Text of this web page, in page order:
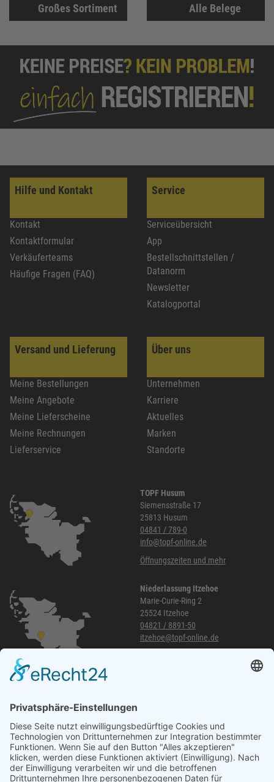
Großes Sortiment Alle Belege
Hilfe und Kontakt
Kontakt
Kontaktformular
Verkäuferteams
Häufige Fragen (FAQ)
Service
Serviceübersicht
App
Bestellschnittstellen /
Datanorm
Newsletter
Katalogportal
Versand und Lieferung
Meine Bestellungen
Meine Angebote
Meine Lieferscheine
Meine Rechnungen
Lieferservice
Über uns
Unternehmen
Karriere
Aktuelles
Marken
Standorte
TOPF Husum
Siemensstraße 17
25813 Husum
04841 / 789-0
info@topf-online.de
Öffnungszeiten und mehr
Niederlassung Itzehoe
Marie-Curie-Ring 2
25524 Itzehoe
04821 / 8891-50
itzehoe@topf-online.de
040 / 21 04 04 04-04
glinde@topf-online.de
Öffnungszeiten und mehr